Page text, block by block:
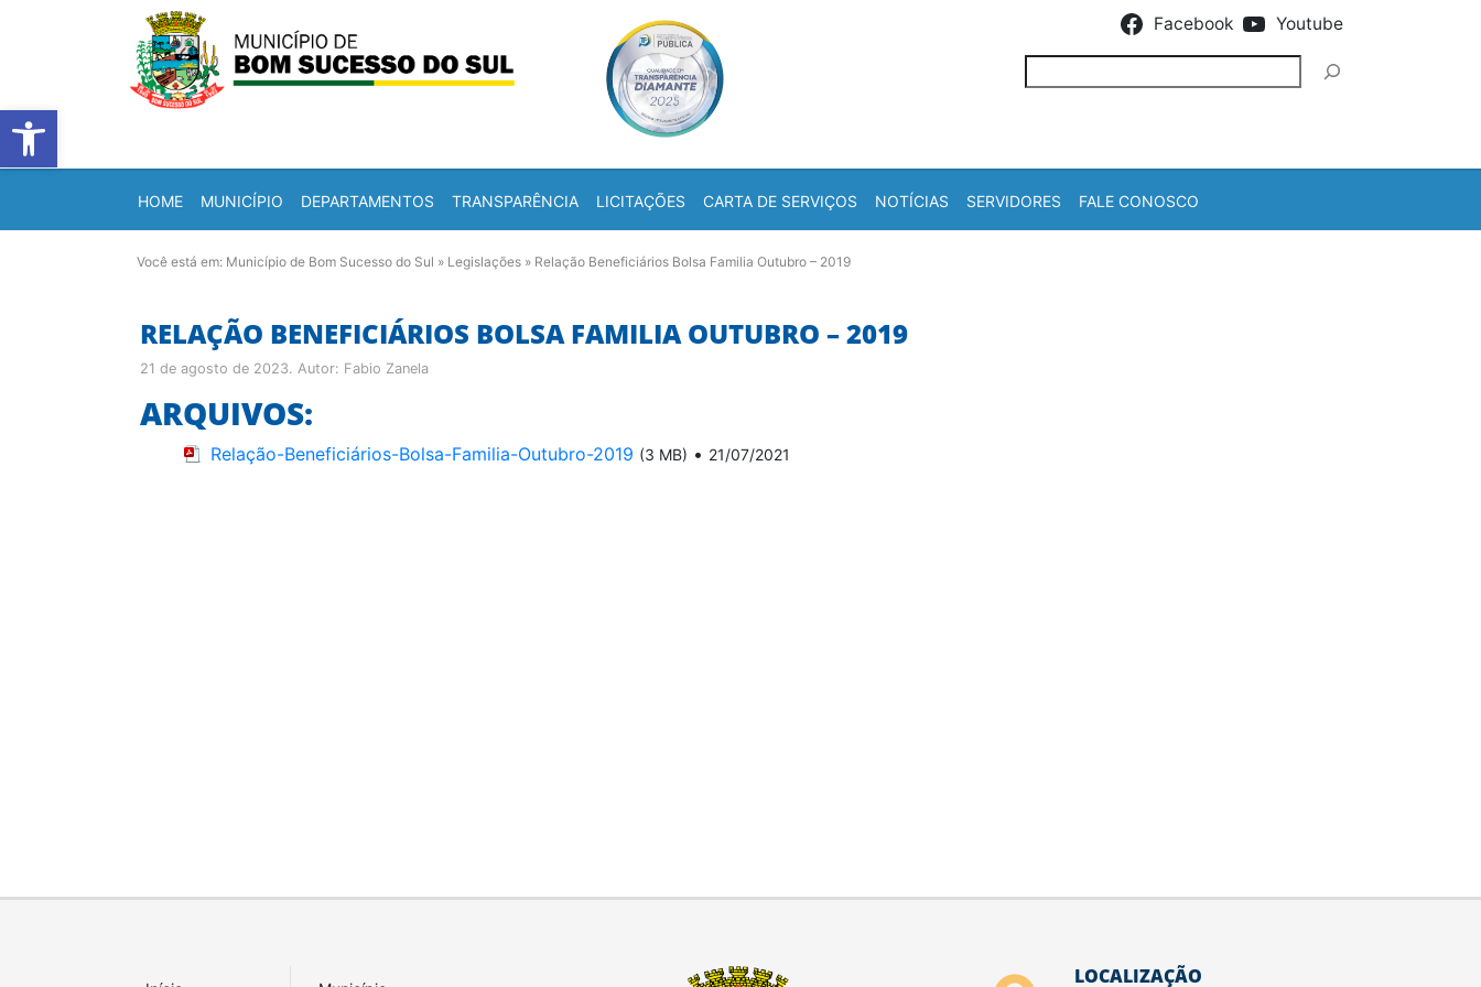
Barra de Ferramentas Aberta
Facebook Youtube
HOME MUNICÍPIO DEPARTAMENTOS TRANSPARÊNCIA LICITAÇÕES CARTA DE SERVIÇOS NOTÍCIAS SERVIDORES FALE CONOSCO
Você está em: Município de Bom Sucesso do Sul » Legislações » Relação Beneficiários Bolsa Familia Outubro – 2019
RELAÇÃO BENEFICIÁRIOS BOLSA FAMILIA OUTUBRO – 2019
21 de agosto de 2023. Autor: Fabio Zanela
ARQUIVOS:
Relação-Beneficiários-Bolsa-Familia-Outubro-2019 (3 MB) • 21/07/2021
LOCALIZAÇÃO